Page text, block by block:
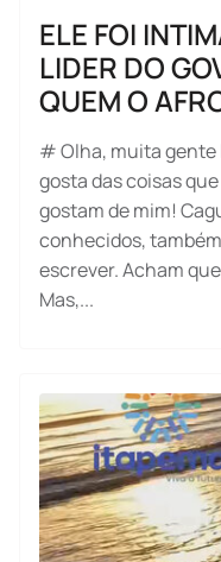
ELE FOI
LIDER DO
QUEM O
# Olha, muita gente
gosta das coisas
gostam de mim!
conhecidos,
escrever. Acham
Mas,...